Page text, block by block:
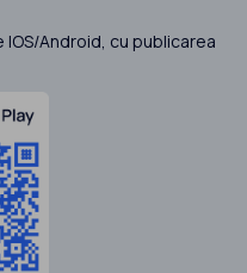
Android, cu publicarea